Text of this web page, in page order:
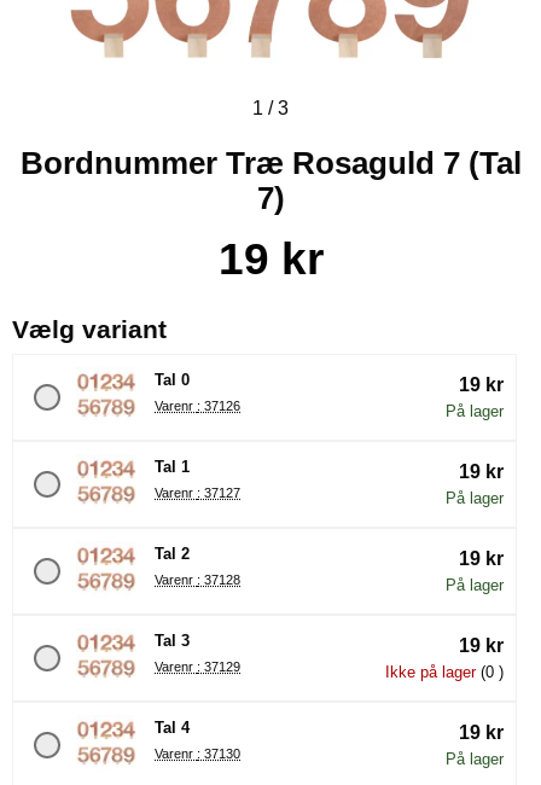
1 /3
Bordnummer Træ Rosaguld 7 (Tal
7)
Køb dette produkt Bordnummer Træ Rosaguld 7
pris
19 kr
Vælg variant, (Valg af en ny radioknap vil
Tal 0
Varenr : 37126
19 kr
På lager
Tal 1
Varenr : 37127
19 kr
På lager
Tal 2
Varenr : 37128
19 kr
På lager
Tal 3
Varenr : 37129
19 kr
Ikke på lager(0 )
Tal 4
Varenr : 37130
19 kr
På lager